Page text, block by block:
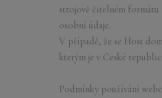
strojově čitelném formátu
osobní údaje.
V případě, že se Host
kterým je v České
Podmínky používání